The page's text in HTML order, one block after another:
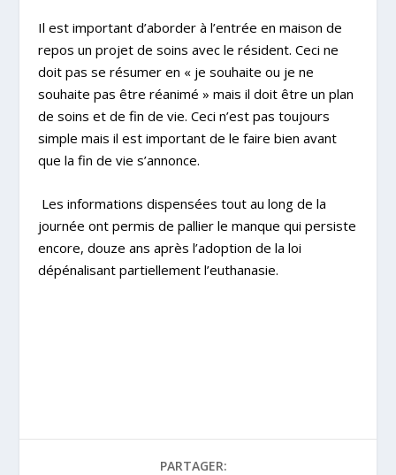
Il est important d’aborder à l’entrée en maison de
repos un projet de soins avec le résident. Ceci ne
doit pas se résumer en « je souhaite ou je ne
souhaite pas être réanimé » mais il doit être un plan
de soins et de fin de vie. Ceci n’est pas toujours
simple mais il est important de le faire bien avant
que la fin de vie s’annonce.
Les informations dispensées tout au long de la
journée ont permis de pallier le manque qui persiste
encore, douze ans après l’adoption de la loi
dépénalisant partiellement l’euthanasie.
PARTAGER: